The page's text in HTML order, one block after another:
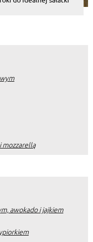
mozzarellą
awokado i jajkiem